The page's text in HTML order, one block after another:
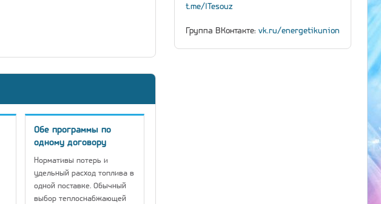
Обе программы по
одному договору
Нормативы потерь и
удельный расход топлива в
одной поставке. Обычный
выбор теплоснабжающей
t.me/ITesouz
Группа ВКонтакте: vk.ru/energetikunion